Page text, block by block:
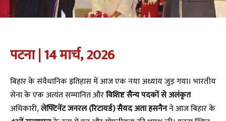
पटना | 14 मार्च, 2026
​बिहार के संवैधानिक इतिहास में आज एक नया अध्याय जुड़ गया। भारतीय
सेना के एक अत्यंत सम्मानित औरविशिष्ट सैन्य पदकों से अलंकृत
अधिकारी,लेफ्टिनेंट जनरल (रिटायर्ड) सैयद अता हसनैनने आज बिहार के